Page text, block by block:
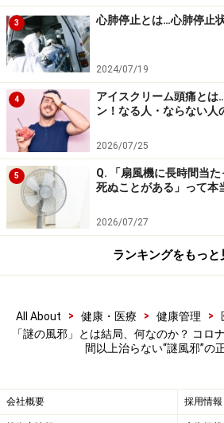
もし症状が長引いてつらい場合は
邪」と自己判断せず、医療機関を受
た方がよいかもしれません。
■参考文献
1.国立健康危機管理研究機構.感染症
2.福岡市.福岡市保健所.感染症発生
3.ライノウイルス感染症.日本小児
※記事内容は執筆時点のものです。最新の
※当サイトにおける医師・医療従事者等
のではありません。当サイトで提供する
かなる損害についても、当社、各ガイド
情報提供者は一切の責任を負いかねます
3 心肺停止とは…心肺停止
2024/07/19
4
アイスクリーム頭痛と
ン！なる人・ならない人
2026/07/25
5
Q. 「扇風機に長時間当
死ぬことがある」って本
2026/07/27
ランキングをもっと
All About > 健康・医療 > 健康管理 >
「謎の風邪」とは結局、何なのか？ コロ
間以上治らない“謎風邪”の
会社概要 採用情報